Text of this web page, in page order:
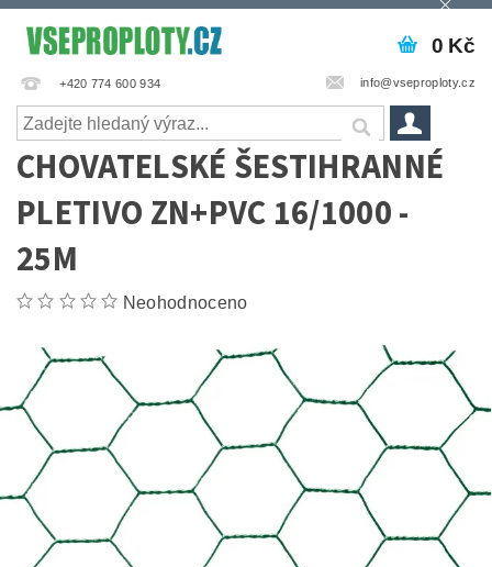
+420 774 600 934 info@vseproploty.cz
0 Kč
CHOVATELSKÉ ŠESTIHRANNÉ
PLETIVO ZN+PVC 16/1000 -
25M
Neohodnoceno